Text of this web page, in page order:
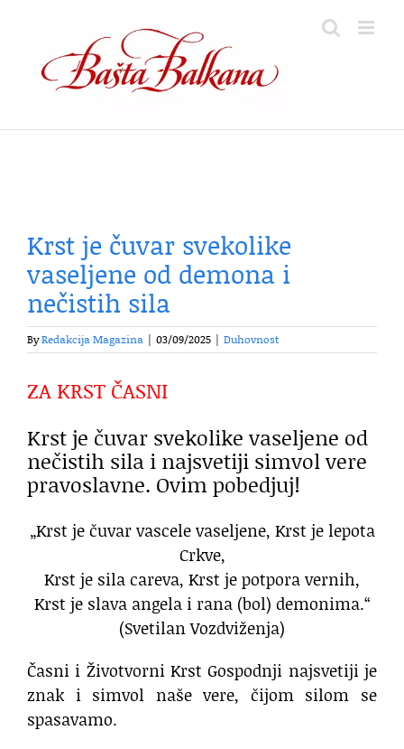
content
Krst je čuvar svekolike
vaseljene od demona i
nečistih sila
ByRedakcija Magazina 03/09/2025 Duhovnost
ZA KRST ČASNI
Krst je čuvar svekolike vaseljene od
nečistih sila i najsvetiji simvol vere
pravoslavne. Ovim pobedjuj!
„Krst je čuvar vascele vaseljene, Krst je lepota
Crkve,
Krst je sila careva, Krst je potpora vernih,
Krst je slava angela i rana (bol) demonima.“
(Svetilan Vozdviženja)
Časni i Životvorni Krst Gospodnji najsvetiji je
znak i simvol naše vere, čijom silom se
spasavamo.